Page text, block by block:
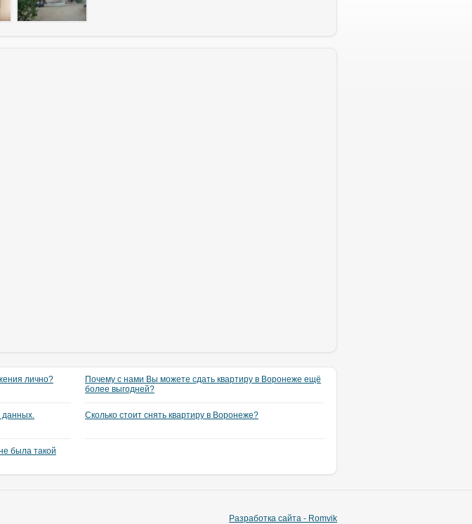
лично?
данных.
была такой
Почему с нами Вы можете сдать квартиру в Воронеже ещё
более выгодней?
Сколько стоит снять квартиру в Воронеже?
Разработка сайта - Romvik